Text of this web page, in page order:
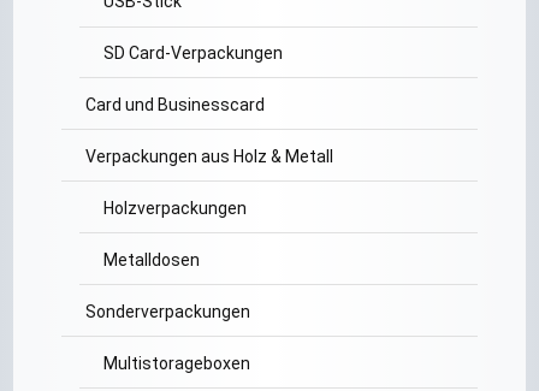
SD Card-Verpackungen
Card und Businesscard
Verpackungen aus Holz & Metall
Holzverpackungen
Metalldosen
Sonderverpackungen
Multistorageboxen